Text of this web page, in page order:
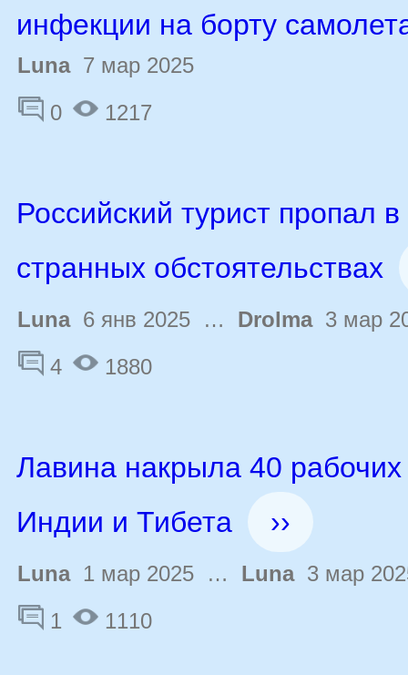
инфекции на борту
Luna7 мар 2025
0
1217
Российский турист пропал
странных обстоятельствах
Luna6 янв 2025 … Drolma3 мар
4
1880
Лавина накрыла 40 рабочих
Индии и Тибета
››
Luna1 мар 2025 … Luna3 мар
1
1110